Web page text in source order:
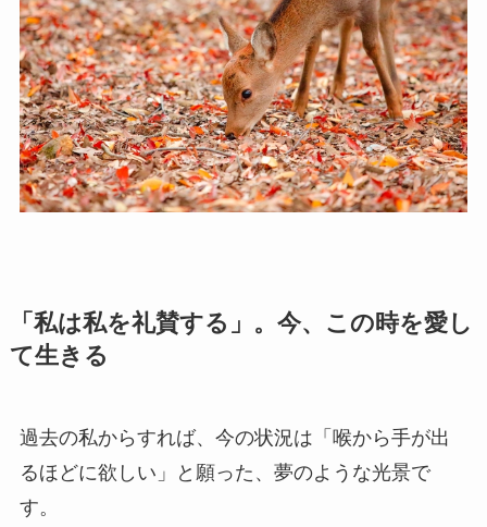
「私は私を礼賛する」。今、この時を愛し
て生きる
過去の私からすれば、今の状況は「喉から手が出
るほどに欲しい」と願った、夢のような光景で
す。